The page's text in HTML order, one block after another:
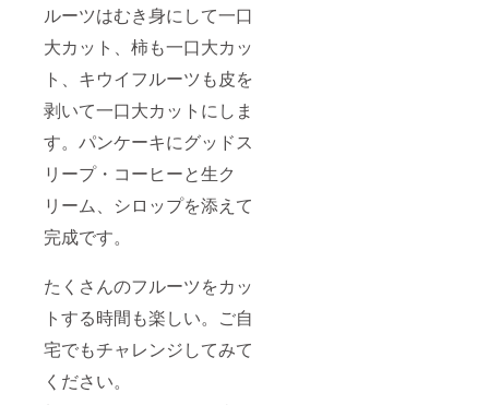
ルーツはむき身にして一口
大カット、柿も一口大カッ
ト、キウイフルーツも皮を
剥いて一口大カットにしま
す。パンケーキにグッドス
リープ・コーヒーと生ク
リーム、シロップを添えて
完成です。
たくさんのフルーツをカッ
トする時間も楽しい。ご自
宅でもチャレンジしてみて
ください。